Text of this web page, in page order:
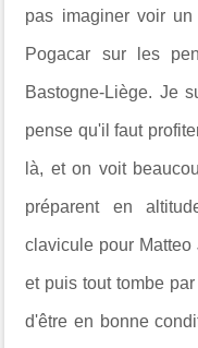
pas imaginer voir
Pogacar sur les
Bastogne-Liège. Je
pense qu'il faut
là, et on voit
préparent en
clavicule pour
et puis tout tombe
d'être en bonne